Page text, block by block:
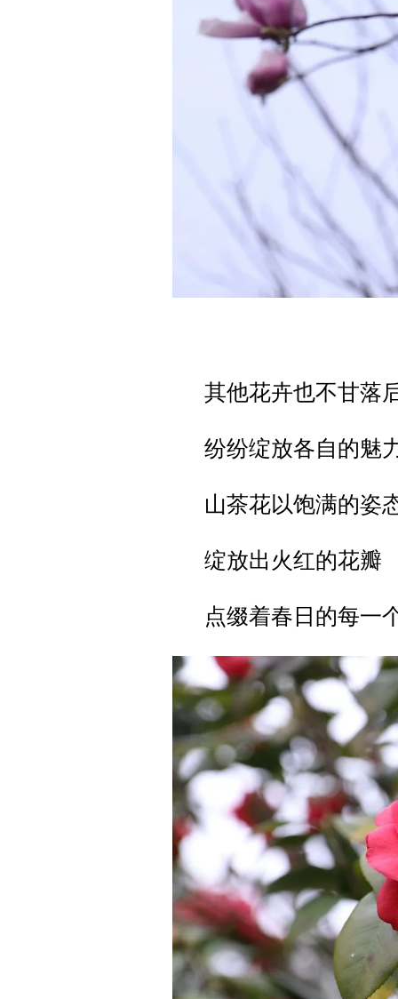
其他花卉也不甘落
纷纷绽放各自的魅
山茶花以饱满的姿
绽放出火红的花瓣
点缀着春日的每一